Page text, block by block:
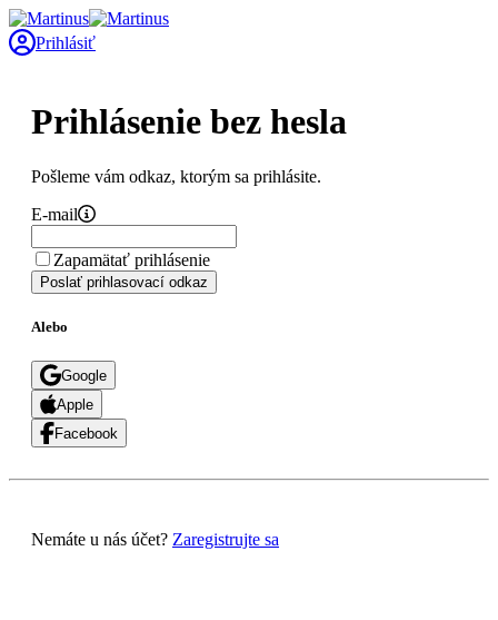
Prihlásiť
Prihlásenie bez hesla
Pošleme vám odkaz, ktorým sa prihlásite.
E-mail
Zapamätať prihlásenie
Poslať prihlasovací odkaz
Alebo
Google
Apple
Facebook
Nemáte u nás účet? Zaregistrujte sa